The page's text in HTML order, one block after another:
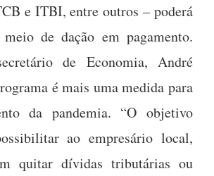
e ITBI, entre outros – poderá
de dação em pagamento.
de Economia, André
é mais uma medida para
da pandemia. “O objetivo
ao empresário local,
quitar dívidas tributárias ou